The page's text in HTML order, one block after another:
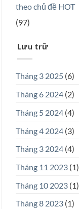
theo chủ đề HOT
(97)
Lưu trữ
Tháng 3 2025 (6)
Tháng 6 2024 (2)
Tháng 5 2024 (4)
Tháng 4 2024 (3)
Tháng 3 2024 (4)
Tháng 11 2023 (1)
Tháng 10 2023 (1)
Tháng 8 2023 (1)